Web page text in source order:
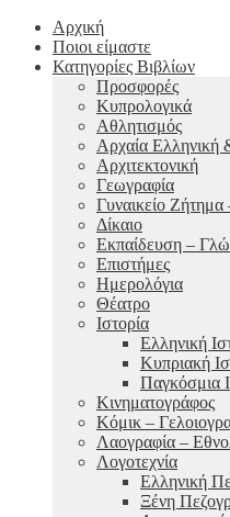
Αρχική
Ποιοι είμαστε
Κατηγορίες Βιβλίων
Προσφορές
Κυπρολογικά
Αθλητισμός
Αρχαία Ελληνική
Αρχιτεκτονική
Γεωγραφία
Γυναικείο Ζήτημα
Δίκαιο
Εκπαίδευση –
Επιστήμες
Ημερολόγια
Θέατρο
Ιστορία
Ελληνική
Κυπριακή
Παγκόσμια
Κινηματογράφος
Κόμικ –
Λαογραφία –
Λογοτεχνία
Ελληνική
Ξένη